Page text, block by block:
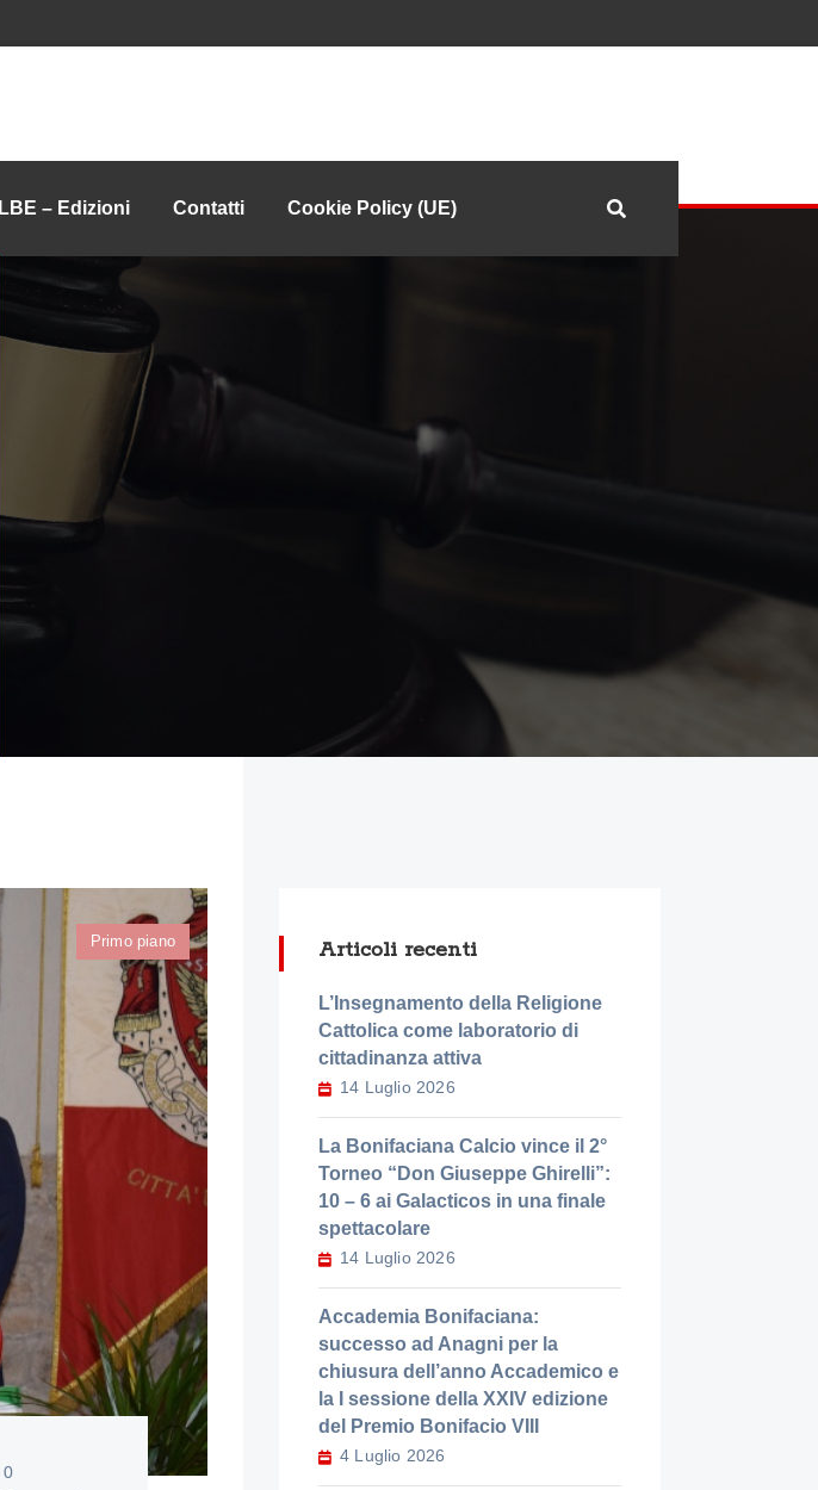
LBE – Edizioni Contatti Cookie Policy (UE)
Primo piano
0
Articoli recenti
L’Insegnamento della Religione
Cattolica come laboratorio di
cittadinanza attiva
14 Luglio 2026
La Bonifaciana Calcio vince il 2°
Torneo “Don Giuseppe Ghirelli”:
10 – 6 ai Galacticos in una finale
spettacolare
14 Luglio 2026
Accademia Bonifaciana:
successo ad Anagni per la
chiusura dell’anno Accademico e
la I sessione della XXIV edizione
del Premio Bonifacio VIII
4 Luglio 2026